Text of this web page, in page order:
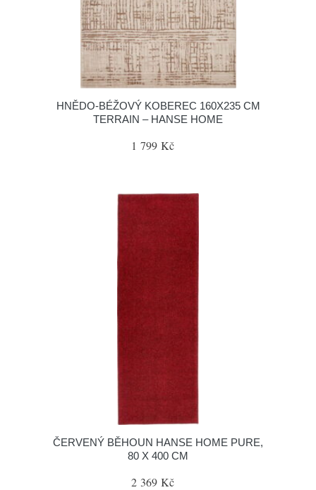
HNĚDO-BÉŽOVÝ KOBEREC 160X235 CM
TERRAIN – HANSE HOME
1 799 Kč
ČERVENÝ BĚHOUN HANSE HOME PURE,
80 X 400 CM
2 369 Kč